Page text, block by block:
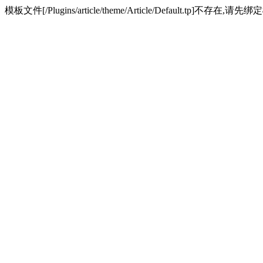
模板文件[/Plugins/article/theme/Article/Default.tp]不存在,请先绑